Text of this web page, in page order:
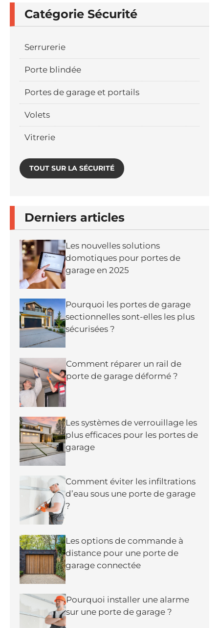
Catégorie Sécurité
Serrurerie
Porte blindée
Portes de garage et portails
Volets
Vitrerie
TOUT SUR LA SÉCURITÉ
Derniers articles
Les nouvelles solutions
domotiques pour portes de
garage en 2025
Pourquoi les portes de garage
sectionnelles sont-elles les plus
sécurisées ?
Comment réparer un rail de
porte de garage déformé ?
Les systèmes de verrouillage les
plus efficaces pour les portes de
garage
Comment éviter les infiltrations
d’eau sous une porte de garage
?
Les options de commande à
distance pour une porte de
garage connectée
Pourquoi installer une alarme
sur une porte de garage ?